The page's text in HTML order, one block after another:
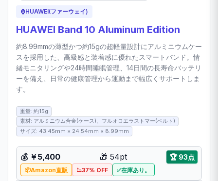
⌚HUAWEI(ファーウェイ)
HUAWEI Band 10 Aluminum Edition
約8.99mmの薄型かつ約15gの超軽量設計にアルミニウムケー
スを採用した、高級感と装着感に優れたスマートバンド。情
緒モニタリングや24時間睡眠管理、14日間の長寿命バッテリ
ーを備え、日常の健康管理から運動まで幅広くサポートしま
す。
重量: 約15g
素材: アルミニウム合金(ケース)、フルオロエラストマー(ベルト)
サイズ: 43.45mm × 24.54mm × 8.99mm
💰 ￥5,400 🎁 54pt 🏆93点
Amazon直販 37% OFF 在庫あり。